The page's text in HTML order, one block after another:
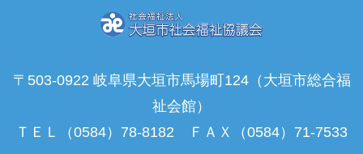
〒503-0922 岐阜県大垣市馬場町124（大垣市総合福
祉会館）
ＴＥＬ（0584）78-8182 ＦＡＸ（0584）71-7533